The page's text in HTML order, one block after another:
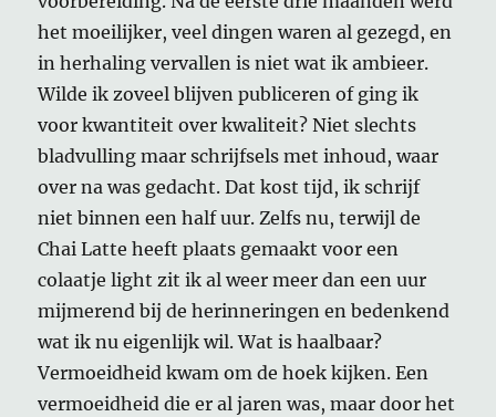
het moeilijker, veel dingen waren al gezegd, en
in herhaling vervallen is niet wat ik ambieer.
Wilde ik zoveel blijven publiceren of ging ik
voor kwantiteit over kwaliteit? Niet slechts
bladvulling maar schrijfsels met inhoud, waar
over na was gedacht. Dat kost tijd, ik schrijf
niet binnen een half uur. Zelfs nu, terwijl de
Chai Latte heeft plaats gemaakt voor een
colaatje light zit ik al weer meer dan een uur
mijmerend bij de herinneringen en bedenkend
wat ik nu eigenlijk wil. Wat is haalbaar?
Vermoeidheid kwam om de hoek kijken. Een
vermoeidheid die er al jaren was, maar door het